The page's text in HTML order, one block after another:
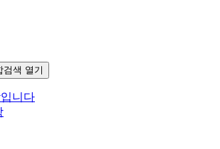
검색 열기
니다